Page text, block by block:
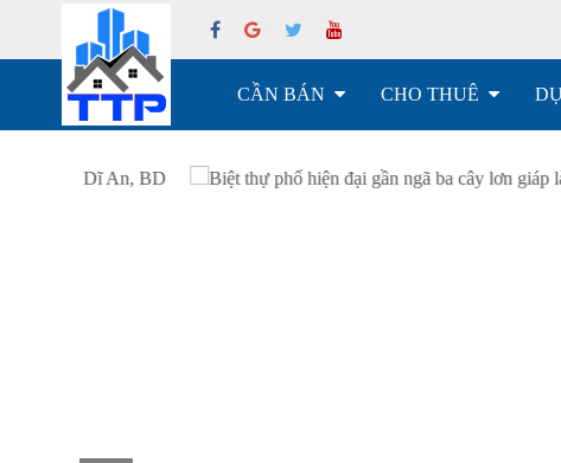
CẦN BÁN CHO THUÊ